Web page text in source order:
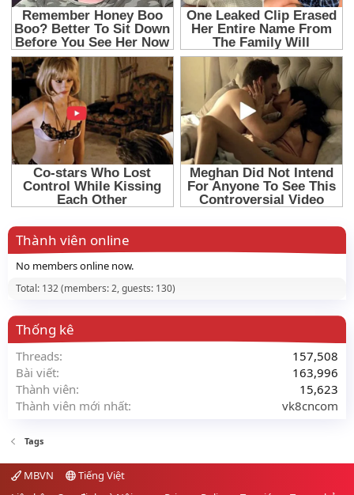
Thành viên online
No members online now.
Total: 132 (members: 2, guests: 130)
Thống kê
Threads
157,508
Bài viết
163,996
Thành viên
15,623
Thành viên mới nhất
vk8cncom
Tags
MBVN
Tiếng Việt